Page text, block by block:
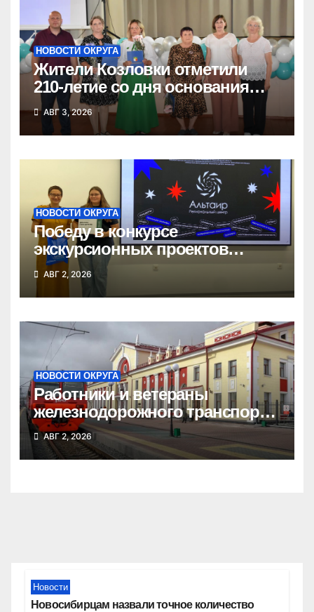
НОВОСТИ ОКРУГА
Жители Козловки отметили
210-летие со дня основания
села
АВГ 3, 2026
НОВОСТИ ОКРУГА
Победу в конкурсе
экскурсионных проектов
одержала школьница из
Татарска
АВГ 2, 2026
НОВОСТИ ОКРУГА
Работники и ветераны
железнодорожного транспорта
Татарского округа принимают
поздравления
АВГ 2, 2026
Новости
Новосибирцам назвали точное количество